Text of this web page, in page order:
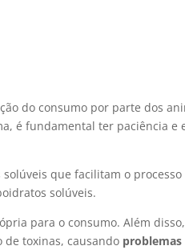
do consumo por parte dos
é fundamental ter paciência e
que facilitam o processo
solúveis.
para o consumo. Além
de toxinas, causando